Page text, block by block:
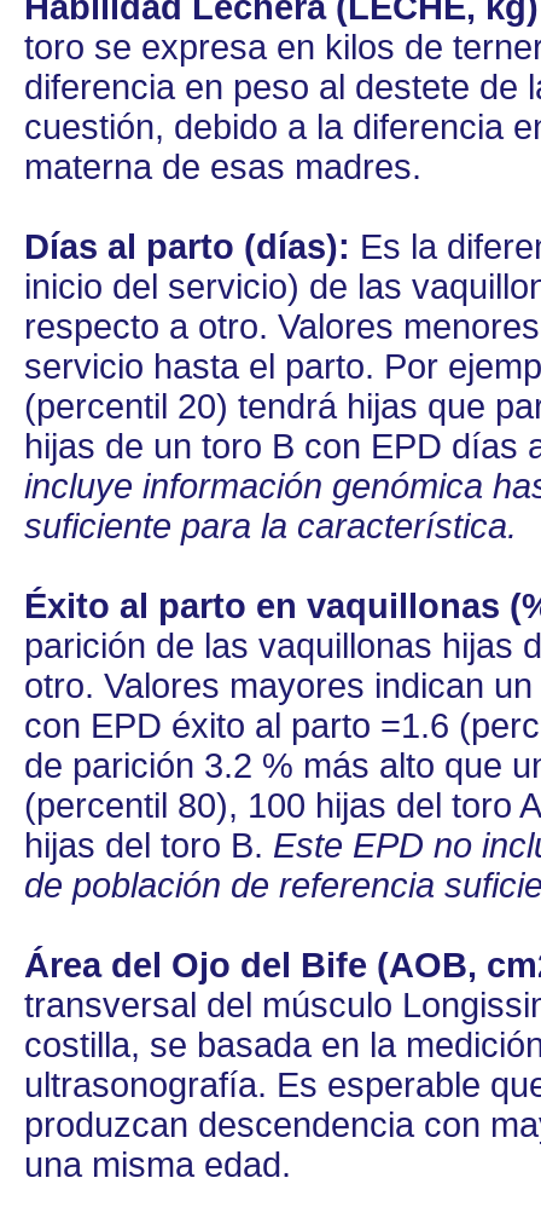
toro se expresa en kilos de
diferencia en peso al destete de
cuestión, debido a la diferencia
materna de esas madres.
Días al parto (días): Es la
inicio del servicio) de las
respecto a otro. Valores
servicio hasta el parto. Por
(percentil 20) tendrá hijas que
hijas de un toro B con EPD
incluye información genómica
suficiente para la característica.
Éxito al parto en vaquillonas
parición de las vaquillonas hijas
otro. Valores mayores indican
con EPD éxito al parto =1.6
de parición 3.2 % más alto que
(percentil 80), 100 hijas del toro
hijas del toro B. Este EPD no
de población de referencia
Área del Ojo del Bife (AOB,
transversal del músculo
costilla, se basada en la
ultrasonografía. Es esperable
produzcan descendencia con
una misma edad.